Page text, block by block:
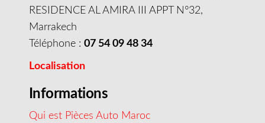
RESIDENCE AL AMIRA III APPT N°32,
Marrakech
Téléphone : 07 54 09 48 34
Localisation
Informations
Qui est Pièces Auto Maroc